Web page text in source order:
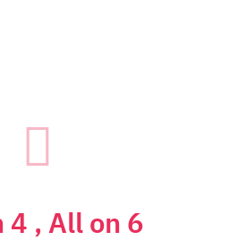
4 , All on 6